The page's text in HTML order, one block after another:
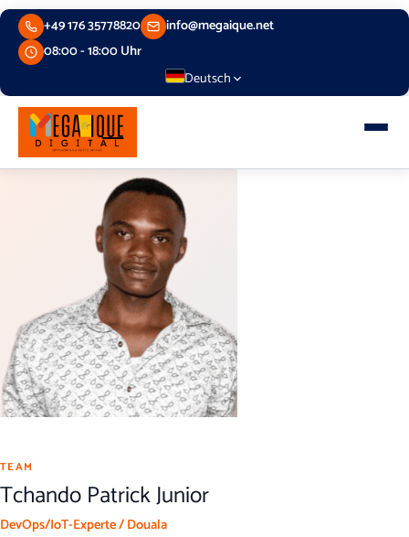
Skip
content
+49 176 35778820
info@megaique.net
08:00 - 18:00 Uhr
Deutsch
TEAM
Tchando Patrick Junior
DevOps/IoT-Experte / Douala